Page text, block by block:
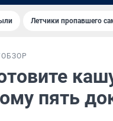
Летчики пропавшего
ОБЗОР
пять